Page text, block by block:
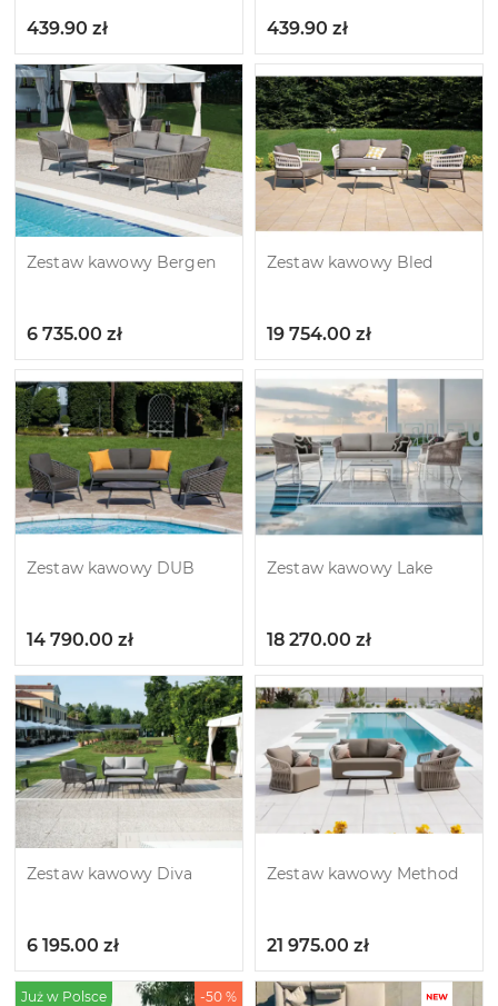
439.90 zł 439.90 zł
Zestaw kawowy Bergen
6 735.00 zł
Zestaw kawowy Bled
19 754.00 zł
Zestaw kawowy DUB
14 790.00 zł
Zestaw kawowy Lake
18 270.00 zł
Zestaw kawowy Diva
6 195.00 zł
Zestaw kawowy Method
21 975.00 zł
Już w Polsce -50 %